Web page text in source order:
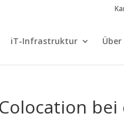
iT-Infrastruktur Über
bei